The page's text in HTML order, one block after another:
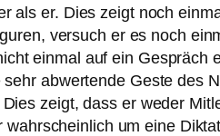
er. Dies zeigt noch
versuch er es noch
einmal auf ein Gespräch
abwertende Geste des
zeigt, dass er weder
um eine